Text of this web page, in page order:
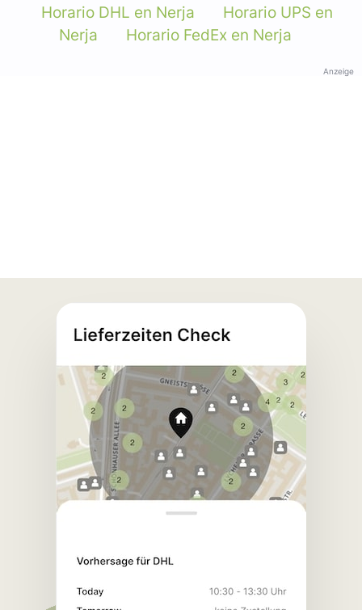
Horario DHL en Nerja
Horario UPS en
Nerja
Horario FedEx en Nerja
Anzeige